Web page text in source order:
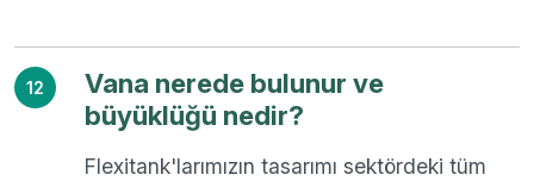
12
Vana nerede bulunur ve
büyüklüğü nedir?
Flexitank'larımızın tasarımı sektördeki tüm